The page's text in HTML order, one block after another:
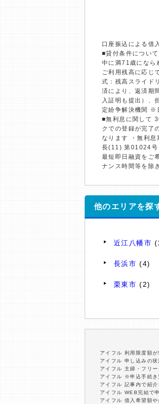
口座振込による借
■貸付条件につい
中に満71歳になら
ご利用残高に応じ
式：残高スライド
済により、返済期
入証明も提出）、
定紛争解決機関 ※
■無利息に関して
クでの登録が完了
なります ・無利息
長(11) 第01024号
最短即日融資をご
ナンス時間等を除
他のエリアを探
近江八幡市
長浜市 (4)
栗東市 (2)
アイフル 利用限度額
アイフル 申し込みの
アイフル 主婦・フリ
アイフル ※申込手続き
アイフル 記事内で紹
アイフル WEB完結で
アイフル 借入希望額